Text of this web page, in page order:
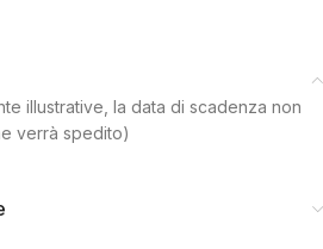
illustrative, la data di scadenza non
verrà spedito)